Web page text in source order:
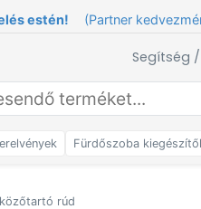
estén! (Partner
Segítség
Fürdőszoba
rúd